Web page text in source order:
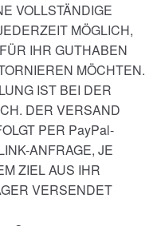
VOLLSTÄNDIGE
MÖGLICH,
IHR GUTHABEN
MÖCHTEN.
IST BEI DER
DER VERSAND
PER PayPal-
ANFRAGE, JE
ZIEL AUS IHR
VERSENDET